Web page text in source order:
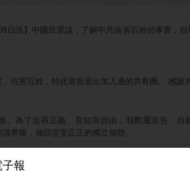
日訊】中國民眾說，了解中共迫害百姓的事實，
坑害百姓，特此宣告退出加入過的共青團。 感謝
。為了追尋正義、良知與自由，我鄭重宣告：自
界限，做回堂堂正正的獨立個體。